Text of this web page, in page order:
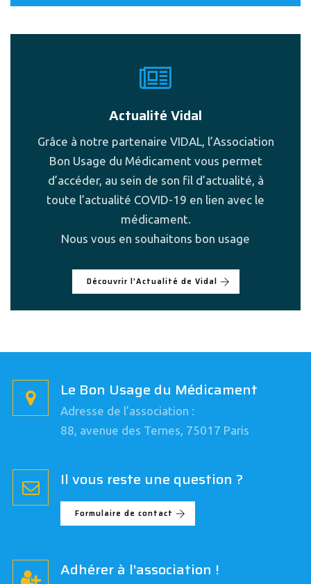
Actualité Vidal
Grâce à notre partenaire VIDAL, l’Association
Bon Usage du Médicament vous permet
d’accéder, au sein de son fil d’actualité, à
toute l’actualité COVID-19 en lien avec le
médicament.
Nous vous en souhaitons bon usage
Découvrir l'Actualité de Vidal
Le Bon Usage du Médicament
Adresse de l’association :
88, avenue des Ternes, 75017 Paris
Il vous reste une question ?
Formulaire de contact
Adhérer à l'association !